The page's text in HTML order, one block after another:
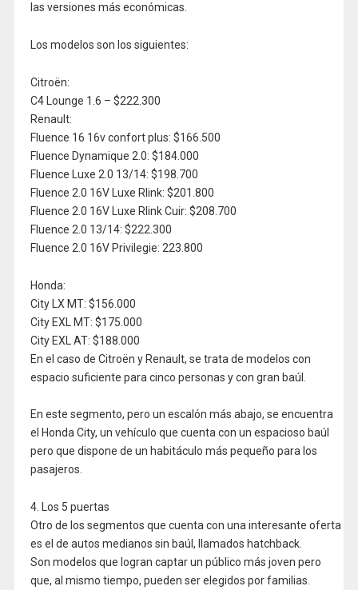
las versiones más económicas.
Los modelos son los siguientes:
Citroën:
C4 Lounge 1.6 – $222.300
Renault:
Fluence 16 16v confort plus: $166.500
Fluence Dynamique 2.0: $184.000
Fluence Luxe 2.0 13/14: $198.700
Fluence 2.0 16V Luxe Rlink: $201.800
Fluence 2.0 16V Luxe Rlink Cuir: $208.700
Fluence 2.0 13/14: $222.300
Fluence 2.0 16V Privilegie: 223.800
Honda:
City LX MT: $156.000
City EXL MT: $175.000
City EXL AT: $188.000
En el caso de Citroën y Renault, se trata de modelos con
espacio suficiente para cinco personas y con gran baúl.
En este segmento, pero un escalón más abajo, se encuentra
el Honda City, un vehículo que cuenta con un espacioso baúl
pero que dispone de un habitáculo más pequeño para los
pasajeros.
4. Los 5 puertas
Otro de los segmentos que cuenta con una interesante oferta
es el de autos medianos sin baúl, llamados hatchback.
Son modelos que logran captar un público más joven pero
que, al mismo tiempo, pueden ser elegidos por familias.